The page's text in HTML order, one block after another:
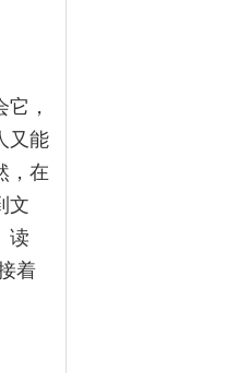
，
又能
，在
文
读
着